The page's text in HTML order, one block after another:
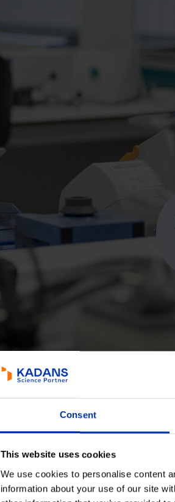
Consent
This website uses cookies
We use cookies to personalise content
information about your use of our site